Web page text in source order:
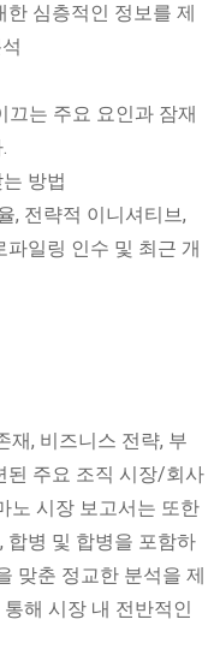
심층적인 정보를 제
끄는 주요 요인과 잠재
방법
, 전략적 이니셔티브,
일링 인수 및 최근 개
재, 비즈니스 전략, 부
된 주요 조직 시장/회사
노 시장 보고서는 또한
합병 및 합병을 포함하
맞춘 정교한 분석을 제
해 시장 내 전반적인